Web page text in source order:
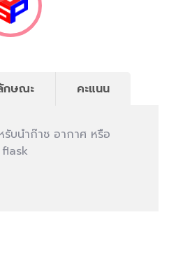
ษณะ คะแนน
บนำก๊าซ อากาศ หรือ
flask